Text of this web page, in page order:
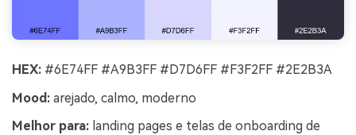
HEX: #6E74FF #A9B3FF #D7D6FF #F3F2FF #2E2B3A
Mood: arejado, calmo, moderno
Melhor para: landing pages e telas de onboarding de